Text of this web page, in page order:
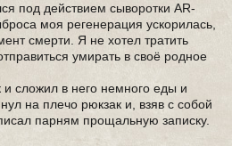
под действием сыворотки AR-
моя регенерация ускорилась,
смерти. Я не хотел тратить
умирать в своё родное
сложил в него немного еды и
на плечо рюкзак и, взяв с собой
парням прощальную записку.